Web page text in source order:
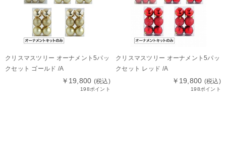
クリスマスツリー オーナメント5パッ
クセット ゴールド /A
￥19,800 (税込)
198ポイント
クリスマスツリー オーナメント5パッ
クセット レッド /A
￥19,800 (税込)
198ポイント